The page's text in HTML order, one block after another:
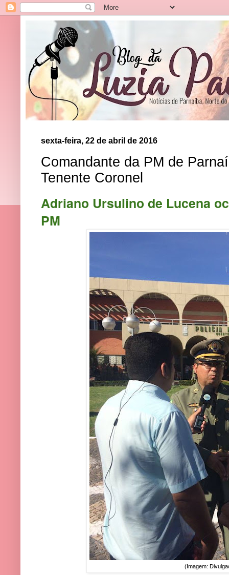
sexta-feira, 22 de abril de 2016
Comandante da PM de
Tenente Coronel
Adriano Ursulino de Lucena
PM
(Imagem: